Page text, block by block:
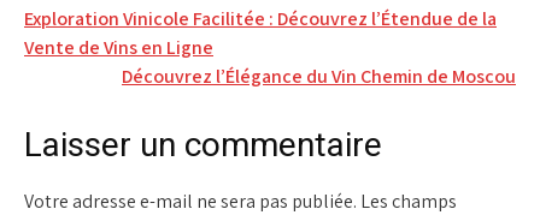
Navigation
de
l’article
Exploration Vinicole Facilitée : Découvrez l’Étendue de la
Vente de Vins en Ligne
Découvrez l’Élégance du Vin Chemin de Moscou
Laisser un commentaire
Votre adresse e-mail ne sera pas publiée. Les champs